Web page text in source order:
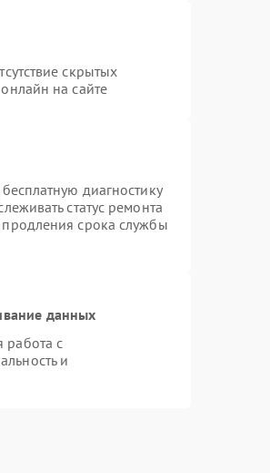
скрытых
на сайте
диагностику
статус ремонта
продления срока службы
данных
работа с
и